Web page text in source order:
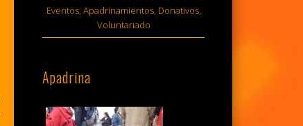
Eventos, Apadrinamientos, Donativos,
Voluntariado
Apadrina